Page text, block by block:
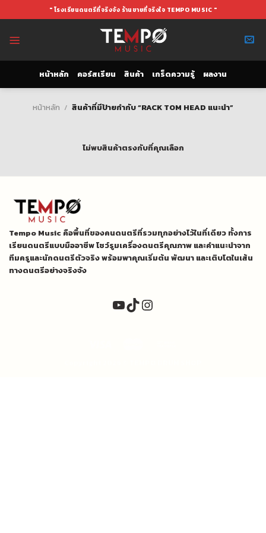
to
" โรงเรียนดนตรีที่จริงจัง ร้านขายที่จริงใจ TEMPO MUSIC "
หน้าหลัก คอร์สเรียน สินค้า เกร็ดความรู้ ผลงาน
หน้าหลัก / สินค้าที่มีป้ายกำกับ “RACK TOM HEAD แนะนำ”
ไม่พบสินค้าตรงกับที่คุณเลือก
Tempo Music คือพื้นที่ของคนดนตรีที่รวมทุกอย่างไว้ในที่เดียว ทั้งการ
เรียนดนตรีแบบมืออาชีพ โชว์รูมเครื่องดนตรีคุณภาพ และคำแนะนำจาก
ทีมครูและนักดนตรีตัวจริง พร้อมพาคุณเริ่มต้น พัฒนา และเติบโตในเส้น
ทางดนตรีอย่างจริงจัง
YouTube
TikTok
Instagram